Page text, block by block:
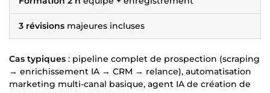
3 révisions majeures incluses
Cas typiques : pipeline complet de prospection (scraping
→ enrichissement IA → CRM → relance), automatisation
marketing multi-canal basique, agent IA de création de